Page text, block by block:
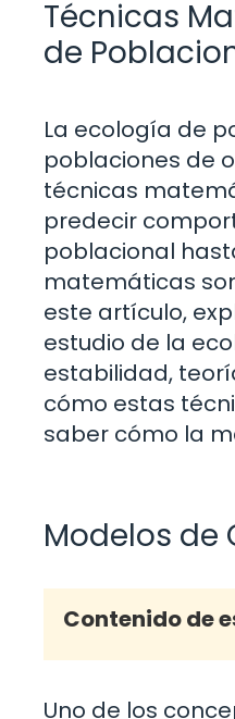
Técnicas
de
La ecología de
poblaciones de
técnicas
predecir
poblacional
matemáticas
este artículo,
estudio de la
estabilidad,
cómo estas
saber cómo la
Modelos de
Contenido de
Uno de los